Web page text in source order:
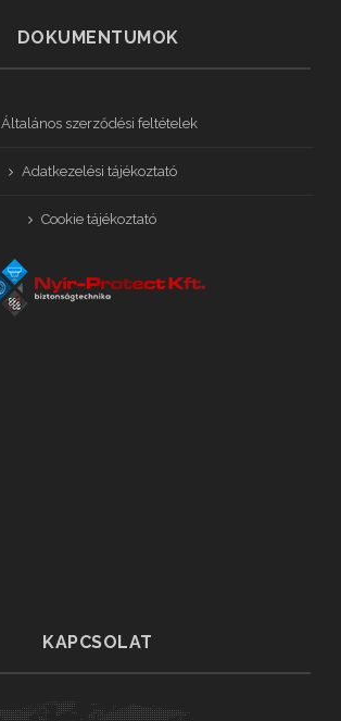
DOKUMENTUMOK
Általános szerződési feltételek
Adatkezelési tájékoztató
Cookie tájékoztató
KAPCSOLAT